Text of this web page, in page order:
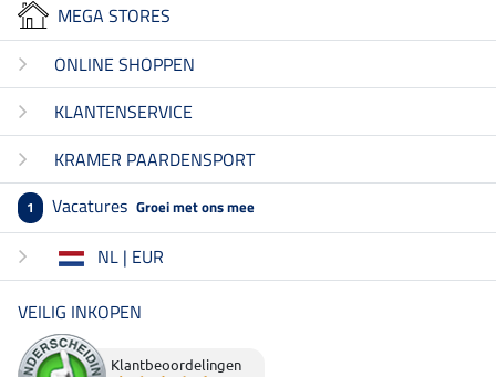
MEGA STORES
ONLINE SHOPPEN
KLANTENSERVICE
KRAMER PAARDENSPORT
1 Vacatures Groei met ons mee
NL | EUR
VEILIG INKOPEN
Klantbeoordelingen